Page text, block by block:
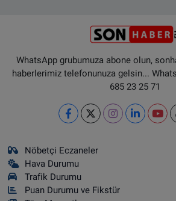
WhatsApp grubumuza abone olun,
haberlerimiz telefonunuza gelsin...
685 23 25 71
Nöbetçi Eczaneler
Hava Durumu
Trafik Durumu
Puan Durumu ve Fikstür